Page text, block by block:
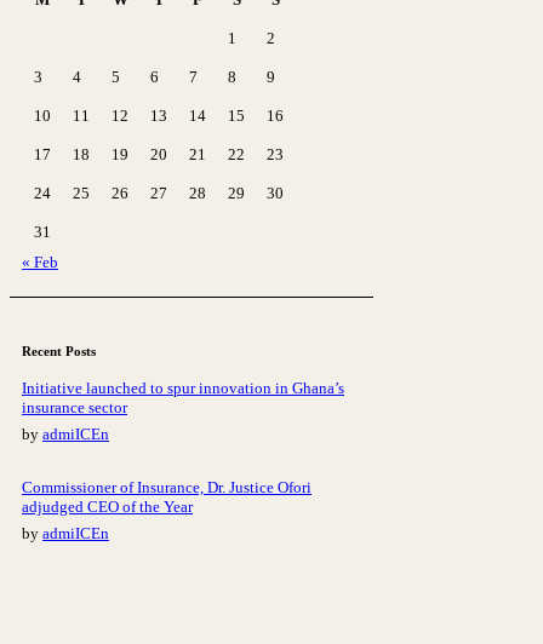
1 2
3 4 5 6 7 8 9
10 11 12 13 14 15 16
17 18 19 20 21 22 23
24 25 26 27 28 29 30
31
« Feb
Recent Posts
Initiative launched to spur innovation in Ghana’s
insurance sector
by admiICEn
Commissioner of Insurance, Dr. Justice Ofori
adjudged CEO of the Year
by admiICEn